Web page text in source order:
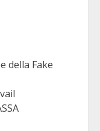
della Fake